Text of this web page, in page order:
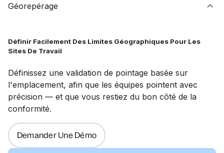
Géorepérage
Définir Facilement Des Limites Géographiques Pour Les
Sites De Travail
Définissez une validation de pointage basée sur
l'emplacement, afin que les équipes pointent avec
précision — et que vous restiez du bon côté de la
conformité.
Demander Une Démo